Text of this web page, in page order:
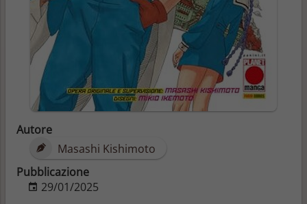
Autore
Masashi Kishimoto
Pubblicazione
29/01/2025